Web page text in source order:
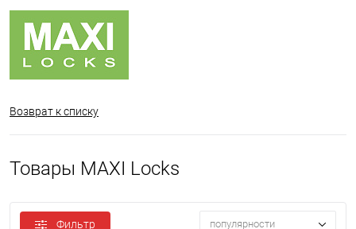
Возврат к списку
Товары MAXI Locks
Фильтр популярности